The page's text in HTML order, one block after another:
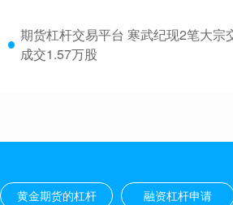
期货杠杆交易平台 寒武纪现2笔大宗
成交1.57万股
黄金期货的杠杆 融资杠杆申请